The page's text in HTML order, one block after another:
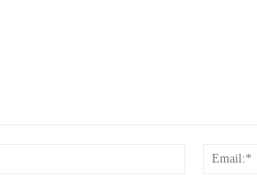
Name:*